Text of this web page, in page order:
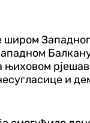
широм
њиховом
и